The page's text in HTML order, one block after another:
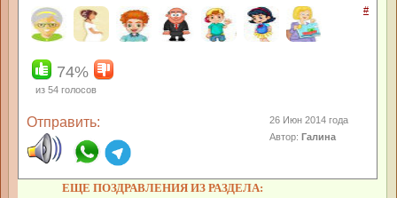
#
74%
из 54 голосов
Отправить:
26 Июн 2014 года
Автор:Галина
ЕЩЕ ПОЗДРАВЛЕНИЯ ИЗ РАЗДЕЛА: